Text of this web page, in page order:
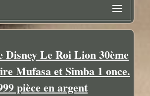
Disney Le Roi Lion 30ème
Mufasa et Simba 1 once.
pièce en argent